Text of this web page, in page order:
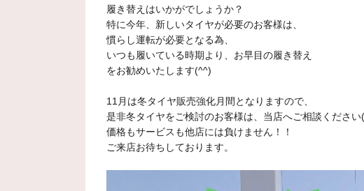
履き替えはいかがでしょうか？
特に今年、新しいタイヤが必要のお客様は、
慣らし運転が必要となる為、
いつも履いている時期より、お早目の履き替え
をお勧めいたします(^^)
11月は冬タイヤ販売強化月間となりますので、
是非冬タイヤをご検討のお客様は、当店へご相談ください
価格もサービスも他店には負けません！！
ご来店お待ちしております。